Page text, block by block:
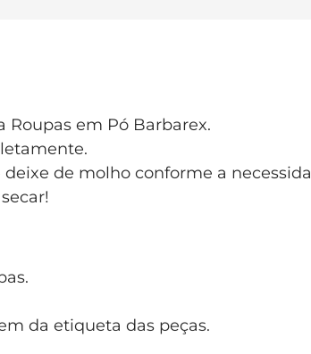
em Pó Barbarex.
de molho conforme a
da etiqueta das peças.